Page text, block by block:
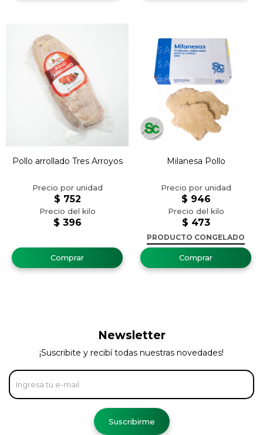
Pollo arrollado Tres Arroyos
$ 396
$ 752
Milanesa Pollo
$ 473
$ 946
PRODUCTO CONGELADO
Newsletter
¡Suscribite y recibí todas nuestras novedades!
Suscribirme